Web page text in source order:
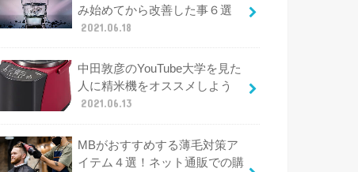
み始めてから改善した事６選
2021.06.18
中田敦彦のYouTube大学を見た
人に精米機をオススメしよう
2021.06.13
MBがおすすめする薄毛対策ア
イテム４選！ネット通販での購